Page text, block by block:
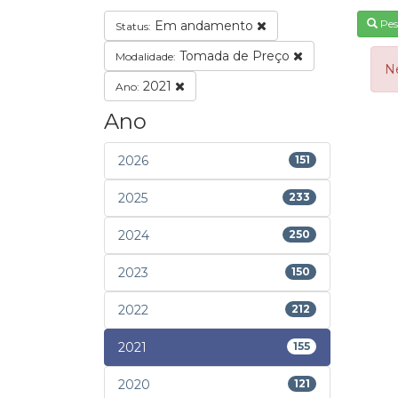
Status: Em andamento
Modalidade: Tomada de Preço
Ano: 2021
Ano
2026 151
2025 233
2024 250
2023 150
2022 212
2021 155
2020 121